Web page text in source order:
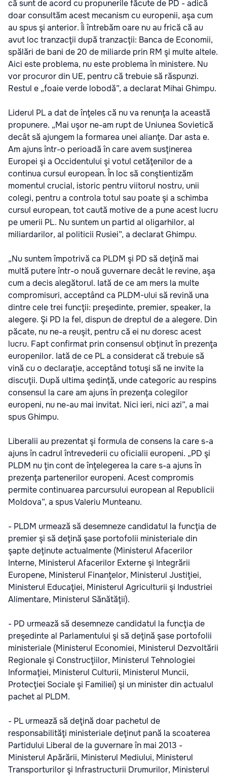
că sunt de acord cu propunerile făcute de PD - adică
doar consultăm acest mecanism cu europenii, aşa cum
au spus şi anterior. Îi întrebăm oare nu au frică că au
avut loc tranzacţii după tranzacţii: Banca de Economii,
spălări de bani de 20 de miliarde prin RM şi multe altele.
Aici este problema, nu este problema în ministere. Nu
vor procuror din UE, pentru că trebuie să răspunzi.
Restul e „foaie verde lobodă”, a declarat Mihai Ghimpu.
Liderul PL a dat de înţeles că nu va renunţa la această
propunere. „Mai uşor ne-am rupt de Uniunea Sovietică
decât să ajungem la formarea unei alianţe. Dar asta e.
Am ajuns într-o perioadă în care avem susţinerea
Europei şi a Occidentului şi votul cetăţenilor de a
continua cursul european. În loc să conştientizăm
momentul crucial, istoric pentru viitorul nostru, unii
colegi, pentru a controla totul sau poate şi a schimba
cursul european, tot caută motive de a pune acest lucru
pe umerii PL. Nu suntem un partid al oligarhilor, al
miliardarilor, al politicii Rusiei”, a declarat Ghimpu.
„Nu suntem împotrivă ca PLDM şi PD să deţină mai
multă putere într-o nouă guvernare decât le revine, aşa
cum a decis alegătorul. Iată de ce am mers la multe
compromisuri, acceptând ca PLDM-ului să revină una
dintre cele trei funcţii: preşedinte, premier, speaker, la
alegere. Şi PD la fel, dispun de dreptul de a alegere. Din
păcate, nu ne-a reuşit, pentru că ei nu doresc acest
lucru. Fapt confirmat prin consensul obţinut în prezenţa
europenilor. Iată de ce PL a considerat că trebuie să
vină cu o declaraţie, acceptând totuşi să ne invite la
discuţii. După ultima şedinţă, unde categoric au respins
consensul la care am ajuns în prezenţa colegilor
europeni, nu ne-au mai invitat. Nici ieri, nici azi”, a mai
spus Ghimpu.
Liberalii au prezentat şi formula de consens la care s-a
ajuns în cadrul întrevederii cu oficialii europeni. „PD şi
PLDM nu ţin cont de înţelegerea la care s-a ajuns în
prezenţa partenerilor europeni. Acest compromis
permite continuarea parcursului european al Republicii
Moldova”, a spus Valeriu Munteanu.
- PLDM urmează să desemneze candidatul la funcţia de
premier şi să deţină şase portofolii ministeriale din
şapte deţinute actualmente (Ministerul Afacerilor
Interne, Ministerul Afacerilor Externe şi Integrării
Europene, Ministerul Finanţelor, Ministerul Justiţiei,
Ministerul Educaţiei, Ministerul Agriculturii şi Industriei
Alimentare, Ministerul Sănătăţii).
- PD urmează să desemneze candidatul la funcţia de
preşedinte al Parlamentului şi să deţină şase portofolii
ministeriale (Ministerul Economiei, Ministerul Dezvoltării
Regionale şi Construcţiilor, Ministerul Tehnologiei
Informaţiei, Ministerul Culturii, Ministerul Muncii,
Protecţiei Sociale şi Familiei) şi un minister din actualul
pachet al PLDM.
- PL urmează să deţină doar pachetul de
responsabilităţi ministeriale deţinut pană la scoaterea
Partidului Liberal de la guvernare în mai 2013 -
Ministerul Apărării, Ministerul Mediului, Ministerul
Transporturilor şi Infrastructurii Drumurilor, Ministerul